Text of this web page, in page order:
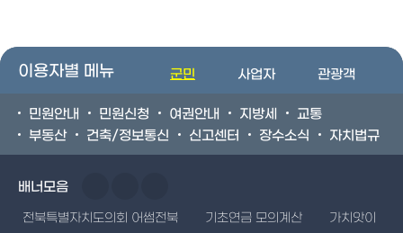
이용자별 메뉴 군민 사업자 관광객
민원안내 민원신청 여권안내 지방세
교통
부동산
건축/정보통신 신고센터 장수소식 자치법규
배너모음
전북특별자치도의회 어썸전북 기초연금 모의계산 가치앗이